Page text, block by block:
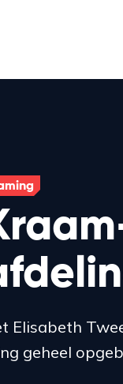
Elisabeth
geheel